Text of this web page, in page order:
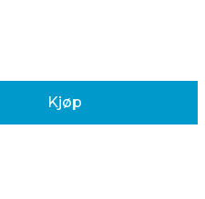
Kjøp